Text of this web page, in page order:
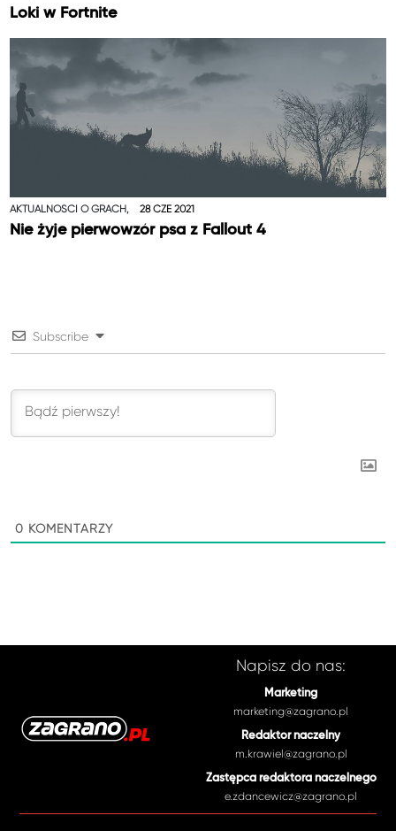
Loki w Fortnite
AKTUALNOŚCI O GRACH, 28 CZE 2021
Nie żyje pierwowzór psa z Fallout 4
Subscribe
0 KOMENTARZY
Napisz do nas:
Marketing
marketing@zagrano.pl
Redaktor naczelny
m.krawiel@zagrano.pl
Zastępca redaktora naczelnego
e.zdancewicz@zagrano.pl